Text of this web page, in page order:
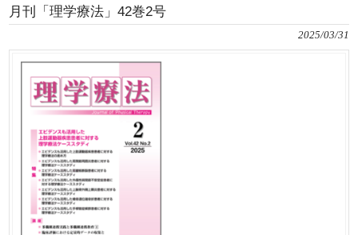
月刊「理学療法」42巻2号
2025/03/31